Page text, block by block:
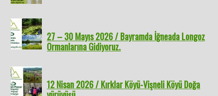
27 – 30 Mayıs 2026 / Bayramda İğneada Longoz
Ormanlarına Gidiyoruz.
12 Nisan 2026 / Kırklar Köyü-Vişneli Köyü Doğa